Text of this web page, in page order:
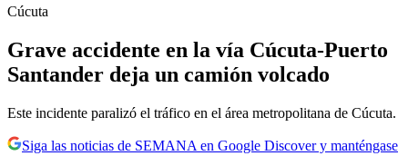
Cúcuta
Grave accidente en la vía Cúcuta-Puerto
Santander deja un camión volcado
Este incidente paralizó el tráfico en el área metropolitana de Cúcuta.
Siga las noticias de SEMANA en Google Discover y manténgase